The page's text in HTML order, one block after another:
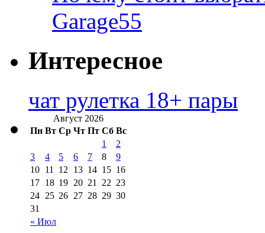
Garage55
Интересное
чат рулетка 18+ пары
Август 2026
Пн Вт Ср Чт Пт Сб Вс
« Июл
1
2
3
4 5 6 7 8
9
10 11 12 13 14 15 16
17 18 19 20 21 22 23
24 25 26 27 28 29 30
31